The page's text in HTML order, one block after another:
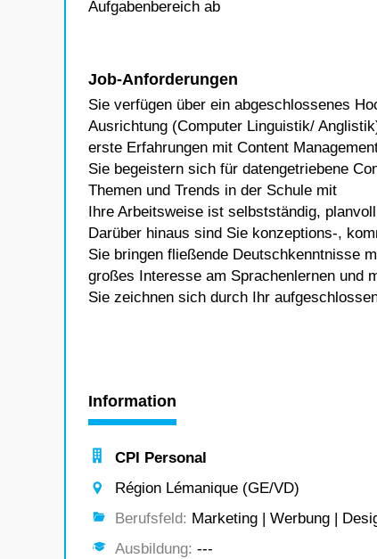
Aufgabenbereich ab
Job-Anforderungen
Sie verfügen über ein abgeschlossenes
Ausrichtung (Computer Linguistik/
erste Erfahrungen mit Content
Sie begeistern sich für datengetriebene
Themen und Trends in der Schule mit
Ihre Arbeitsweise ist selbstständig,
Darüber hinaus sind Sie konzeptions-,
Sie bringen fließende Deutschkenntnisse
großes Interesse am Sprachenlernen und
Sie zeichnen sich durch Ihr
Information
CPI Personal
Région Lémanique (GE/VD)
Berufsfeld: Marketing | Werbung |
Ausbildung: ---